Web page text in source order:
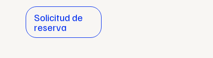
Solicitud de
reserva